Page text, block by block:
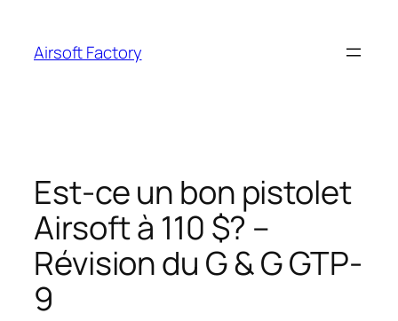
contenu
Airsoft Factory
Est-ce un bon pistolet
Airsoft à 110 $? –
Révision du G & G GTP-
9